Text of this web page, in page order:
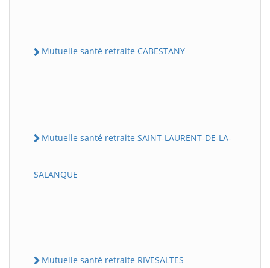
Mutuelle santé retraite CABESTANY
Mutuelle santé retraite SAINT-LAURENT-DE-LA-
SALANQUE
Mutuelle santé retraite RIVESALTES